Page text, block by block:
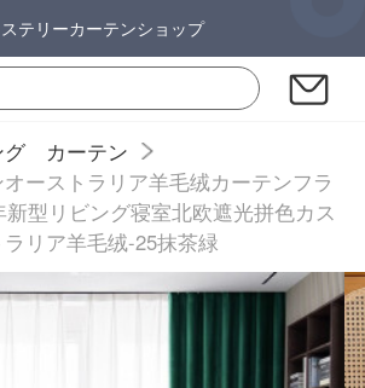
ステリーカーテンショップ
グ カーテン
ーストラリア羊毛绒カーテンフラ
新型リビング寝室北欧遮光拼色カス
リア羊毛绒-25抹茶緑